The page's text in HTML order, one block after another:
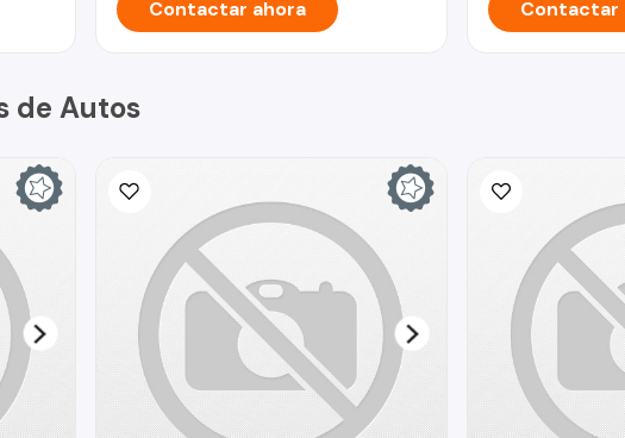
Contactar ahora Contactar
de Autos